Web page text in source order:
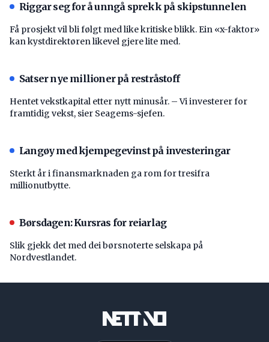
Riggar seg for å unngå sprekk på skipstunnelen
Få prosjekt vil bli følgt med like kritiske blikk. Ein «x-faktor»
kan kystdirektøren likevel gjere lite med.
Satser nye millioner på restråstoff
Hentet vekstkapital etter nytt minusår. – Vi investerer for
framtidig vekst, sier Seagems-sjefen.
Langøy med kjempegevinst på investeringar
Sterkt år i finansmarknaden ga rom for tresifra
millionutbytte.
Børsdagen: Kursras for reiarlag
Slik gjekk det med dei børsnoterte selskapa på
Nordvestlandet.